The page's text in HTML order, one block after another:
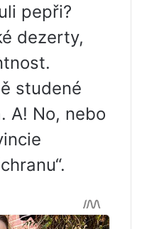
pepři?
dezerty,
studené
A! No, nebo